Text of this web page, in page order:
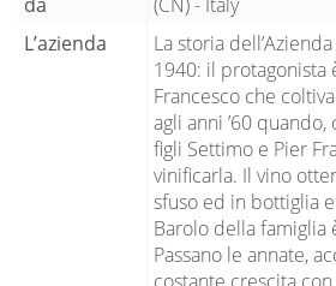
L’azienda
La storia
1940: il protagonista
Francesco che
agli anni ’60 quando,
figli Settimo e Pier
vinificarla. Il vino
sfuso ed in bottiglia
Barolo della famiglia
Passano le annate,
costante crescita